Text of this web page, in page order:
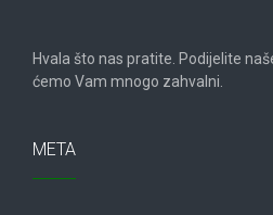
Hvala što nas pratite. Podijelite
ćemo Vam mnogo zahvalni.
META